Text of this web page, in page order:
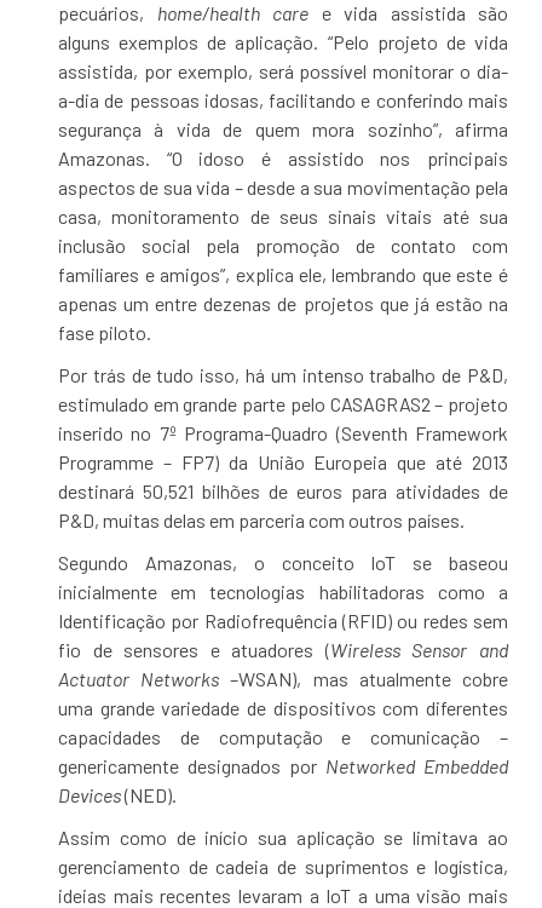
pecuários, home/health care e vida assistida são
alguns exemplos de aplicação. “Pelo projeto de vida
assistida, por exemplo, será possível monitorar o dia-
a-dia de pessoas idosas, facilitando e conferindo mais
segurança à vida de quem mora sozinho”, afirma
Amazonas. “O idoso é assistido nos principais
aspectos de sua vida – desde a sua movimentação pela
casa, monitoramento de seus sinais vitais até sua
inclusão social pela promoção de contato com
familiares e amigos”, explica ele, lembrando que este é
apenas um entre dezenas de projetos que já estão na
fase piloto.
Por trás de tudo isso, há um intenso trabalho de P&D,
estimulado em grande parte pelo CASAGRAS2 – projeto
inserido no 7º Programa-Quadro (Seventh Framework
Programme – FP7) da União Europeia que até 2013
destinará 50,521 bilhões de euros para atividades de
P&D, muitas delas em parceria com outros países.
Segundo Amazonas, o conceito IoT se baseou
inicialmente em tecnologias habilitadoras como a
Identificação por Radiofrequência (RFID) ou redes sem
fio de sensores e atuadores (Wireless Sensor and
Actuator Networks–WSAN), mas atualmente cobre
uma grande variedade de dispositivos com diferentes
capacidades de computação e comunicação –
genericamente designados por Networked Embedded
Devices(NED).
Assim como de início sua aplicação se limitava ao
gerenciamento de cadeia de suprimentos e logística,
ideias mais recentes levaram a IoT a uma visão mais